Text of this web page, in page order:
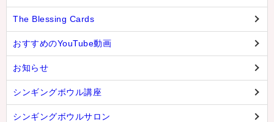
The Blessing Cards
おすすめのYouTube動画
お知らせ
シンギングボウル講座
シンギングボウルサロン